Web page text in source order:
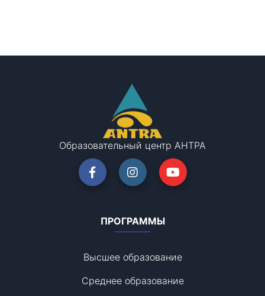
Образовательный центр АНТРА
ПРОГРАММЫ
Высшее образование
Среднее образование